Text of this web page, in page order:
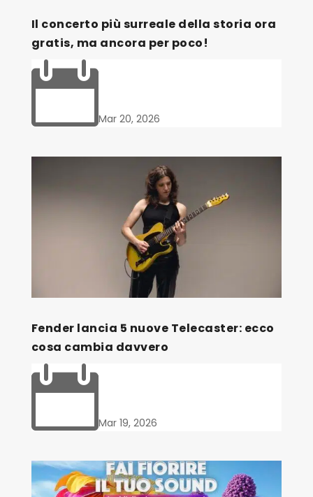
Il concerto più surreale della storia ora
gratis, ma ancora per poco!
Mar 20, 2026
Fender lancia 5 nuove Telecaster: ecco
cosa cambia davvero
Mar 19, 2026